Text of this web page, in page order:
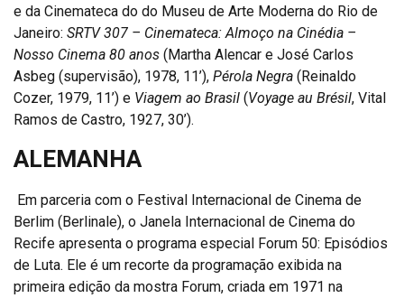
e da Cinemateca do do Museu de Arte Moderna do Rio de
Janeiro: SRTV 307 – Cinemateca: Almoço na Cinédia –
Nosso Cinema 80 anos (Martha Alencar e José Carlos
Asbeg (supervisão), 1978, 11’), Pérola Negra (Reinaldo
Cozer, 1979, 11’) e Viagem ao Brasil (Voyage au Brésil, Vital
Ramos de Castro, 1927, 30’).
ALEMANHA
Em parceria com o Festival Internacional de Cinema de
Berlim (Berlinale), o Janela Internacional de Cinema do
Recife apresenta o programa especial Forum 50: Episódios
de Luta. Ele é um recorte da programação exibida na
primeira edição da mostra Forum, criada em 1971 na